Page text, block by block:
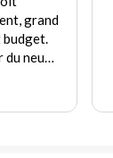
grand
du neuf
à prix
qui